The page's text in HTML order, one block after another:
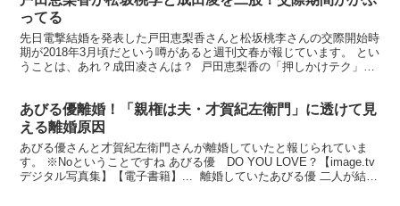
ってる
先日電撃結婚を発表した戸田恵梨香さんと松坂桃李さんの交際開始時
期が2018年3月頃だという噂があると週刊文春が報じています。 とい
うことは、あれ？成田凌さんは？ 戸田恵梨香の「押しかけテク」が
あびる優離婚！「親権は夫・才賀紀左衛門」に透けて見
える離婚原因
あびる優さんと才賀紀左衛門さんが離婚していたと報じられていま
す。 ※Noということですね あびる優 DO YOU LOVE？【image.tv
デジタル写真集】【電子書籍】... 離婚していたあびる優 二人が結婚